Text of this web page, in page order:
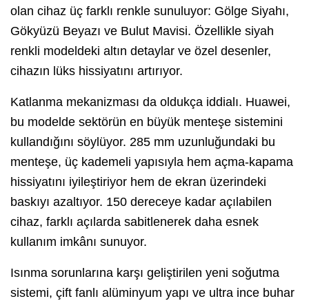
olan cihaz üç farklı renkle sunuluyor: Gölge Siyahı,
Gökyüzü Beyazı ve Bulut Mavisi. Özellikle siyah
renkli modeldeki altın detaylar ve özel desenler,
cihazın lüks hissiyatını artırıyor.
Katlanma mekanizması da oldukça iddialı. Huawei,
bu modelde sektörün en büyük menteşe sistemini
kullandığını söylüyor. 285 mm uzunluğundaki bu
menteşe, üç kademeli yapısıyla hem açma-kapama
hissiyatını iyileştiriyor hem de ekran üzerindeki
baskıyı azaltıyor. 150 dereceye kadar açılabilen
cihaz, farklı açılarda sabitlenerek daha esnek
kullanım imkânı sunuyor.
Isınma sorunlarına karşı geliştirilen yeni soğutma
sistemi, çift fanlı alüminyum yapı ve ultra ince buhar